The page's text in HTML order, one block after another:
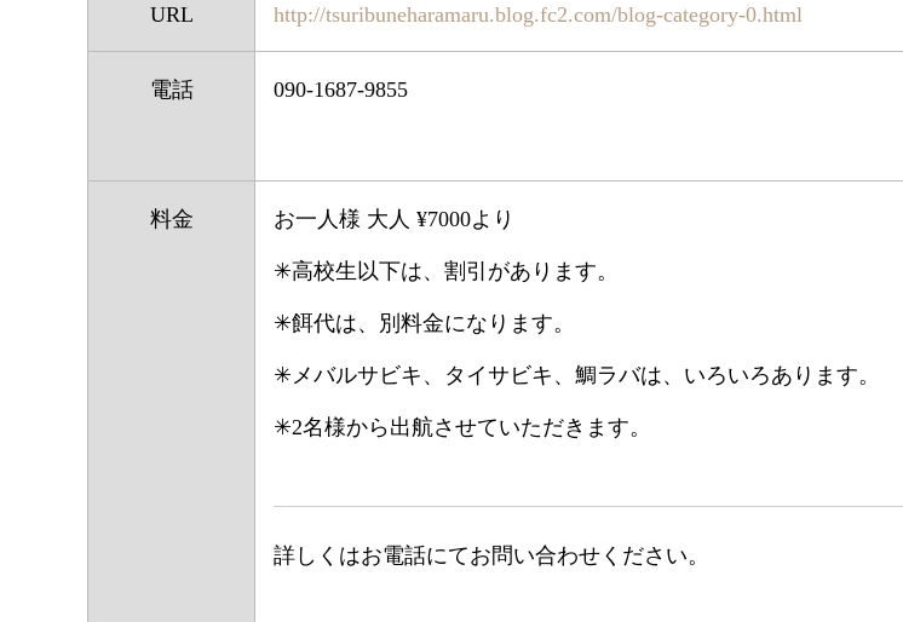
URL http://tsuribuneharamaru.blog.fc2.com/blog-category-0.html
電話 090-1687-9855
料金 お一人様 大人 ¥7000より
✳︎高校生以下は、割引があります。
✳︎餌代は、別料金になります。
✳︎メバルサビキ、タイサビキ、鯛ラバは、いろいろあります。
✳︎2名様から出航させていただきます。
詳しくはお電話にてお問い合わせください。